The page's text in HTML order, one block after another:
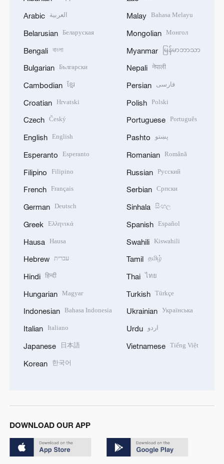
Arabic العربية
Belarusian Беларуская
Bengali বাংলা
Bulgarian Български
Cambodian ខ្មែរ
Croatian Hrvatski
Czech Český
English English
Esperanto Esperanto
Filipino Filipino
French Français
German Deutsch
Greek Ελληνικά
Hausa Hausa
Hebrew עברית
Hindi हिन्दी
Hungarian Magyar
Indonesian Bahasa Indonesia
Italian Italiano
Japanese 日本語
Korean 한국어
Malay Bahasa Melayu
Mongolian Монгол
Myanmar မြန်မာဘာသာ
Nepali नेपाली
Persian فارسی
Polish Polski
Portuguese Português
Pashto پښتو
Romanian Română
Russian Русский
Serbian Српски
Sinhala සිංහල
Spanish Español
Swahili Kiswahili
Tamil தமிழ்
Thai ไทย
Turkish Türkçe
Ukrainian Українська
Urdu اردو
Vietnamese Tiếng Việt
DOWNLOAD OUR APP